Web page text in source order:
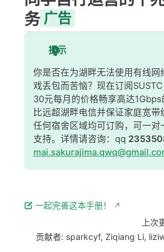
务 广告
提示
你是否在为湖畔无法使用有线网
戏丢包而苦恼？现在订阅
30元每月的价格畅享高达
比远超湖畔电信并保证家庭宽带
任何宿舍区域均可订购，可一对
支持。详情请咨询：qq
一起完善这本手册！
上次
贡献者: sparkcyf, Ziqiang Li,